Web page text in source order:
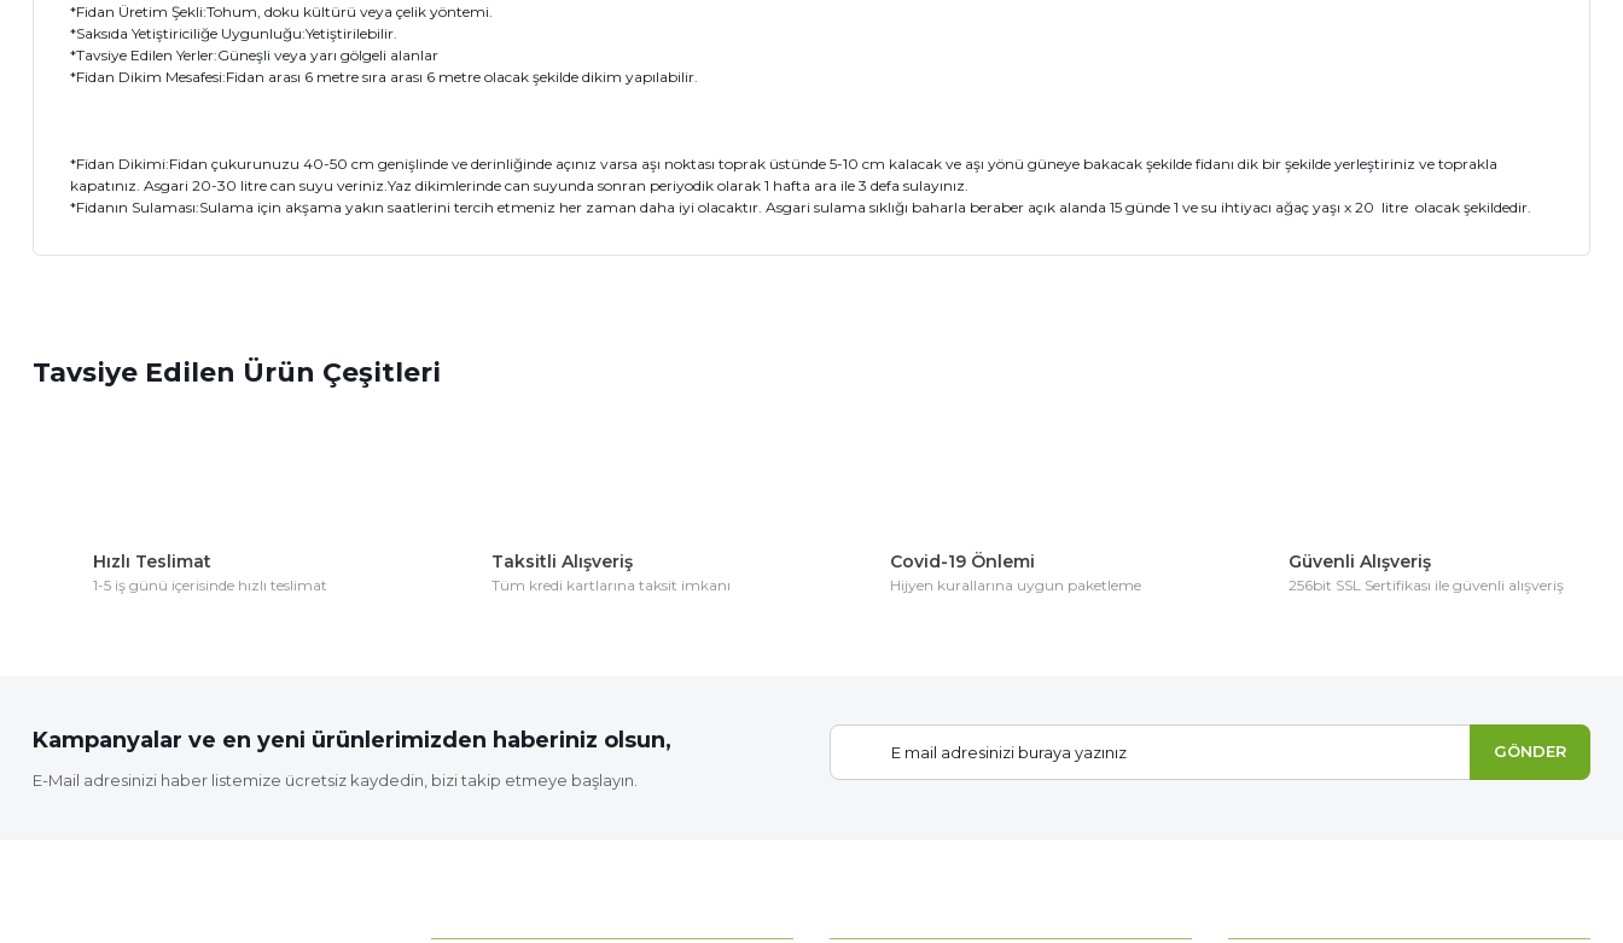
*Fidan Üretim Şekli:Tohum, doku kültürü veya çelik yöntemi.
*Saksıda Yetiştiriciliğe Uygunluğu:Yetiştirilebilir.
*Tavsiye Edilen Yerler:Güneşli veya yarı gölgeli alanlar
*Fidan Dikim Mesafesi:Fidan arası 6 metre sıra arası 6 metre olacak şekilde dikim yapılabilir.
*Fidan Dikimi:Fidan çukurunuzu 40-50 cm genişlinde ve derinliğinde açınız varsa aşı noktası toprak üstünde 5-10 cm kalacak ve aşı yönü güneye bakacak şekilde fidanı dik bir şekilde yerleştiriniz ve toprakla
kapatınız. Asgari 20-30 litre can suyu veriniz.Yaz dikimlerinde can suyunda sonran periyodik olarak 1 hafta ara ile 3 defa sulayınız.
*Fidanın Sulaması:Sulama için akşama yakın saatlerini tercih etmeniz her zaman daha iyi olacaktır. Asgari sulama sıklığı baharla beraber açık alanda 15 günde 1 ve su ihtiyacı ağaç yaşı x 20 litre olacak şekildedir.
Ürün resmi kalitesiz, bozuk veya görüntülenemiyor.
Tavsiye Edilen Ürün Çeşitleri
Hızlı Teslimat
1-5 iş günü içerisinde hızlı teslimat
Taksitli Alışveriş
Tüm kredi kartlarına taksit imkanı
Covid-19 Önlemi
Hijyen kurallarına uygun paketleme
Güvenli Alışveriş
256bit SSL Sertifikası ile güvenli alışveriş
Kampanyalar ve en yeni ürünlerimizden haberiniz olsun,
E-Mail adresinizi haber listemize ücretsiz kaydedin, bizi takip etmeye başlayın.
GÖNDER